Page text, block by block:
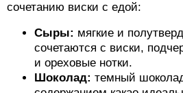
сочетанию виски с едой:
Сыры: мягкие и
сочетаются с виски,
и ореховые нотки.
Шоколад: темный